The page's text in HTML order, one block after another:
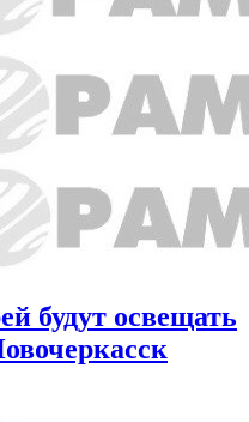
будут освещать